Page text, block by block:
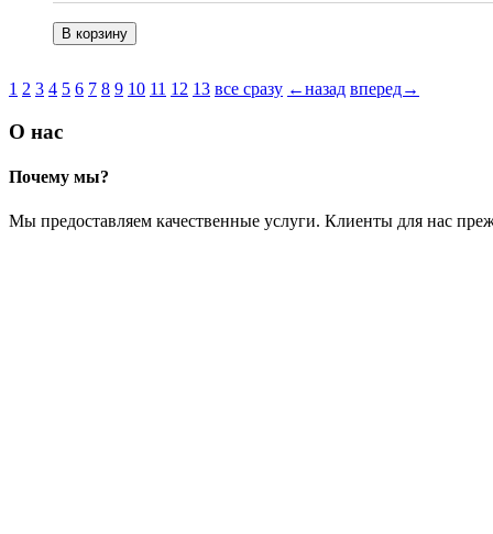
1 2 3 4 5 6 7 8 9 10 11 12 13 все сразу ←назад вперед→
О нас
Почему мы?
Мы предоставляем качественные услуги. Клиенты для нас